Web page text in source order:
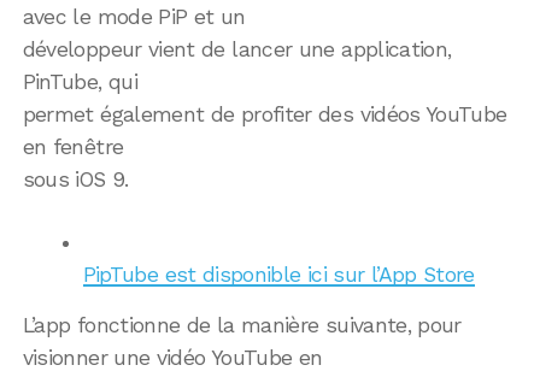
avec le mode PiP et un
développeur vient de lancer une application,
PinTube, qui
permet également de profiter des vidéos YouTube
en fenêtre
sous iOS 9.
PipTube est disponible ici sur l’App Store
L’app fonctionne de la manière suivante, pour
visionner une vidéo YouTube en